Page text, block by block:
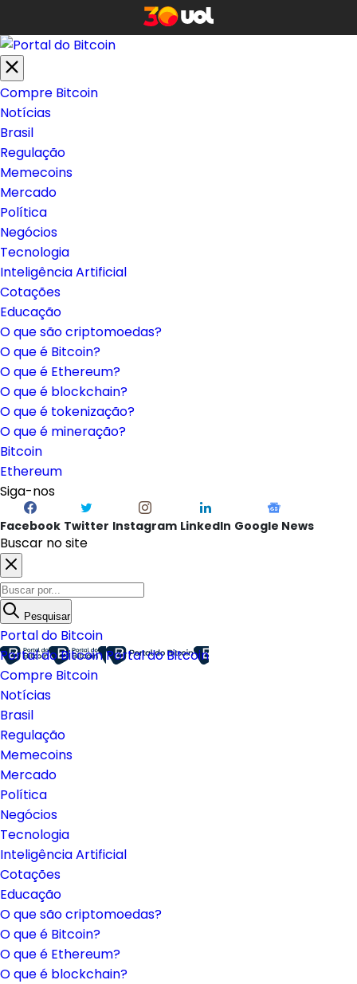
Compre Bitcoin
Notícias
Brasil
Regulação
Memecoins
Mercado
Política
Negócios
Tecnologia
Inteligência Artificial
Cotações
Educação
O que são criptomoedas?
O que é Bitcoin?
O que é Ethereum?
O que é blockchain?
O que é tokenização?
O que é mineração?
Bitcoin
Ethereum
Siga-nos
Facebook Twitter Instagram LinkedIn Google News
Buscar no site
Pesquisar
Portal do Bitcoin
Portal do BitcoinPortal do Bitcoin
Compre Bitcoin
Notícias
Brasil
Regulação
Memecoins
Mercado
Política
Negócios
Tecnologia
Inteligência Artificial
Cotações
Educação
O que são criptomoedas?
O que é Bitcoin?
O que é Ethereum?
O que é blockchain?